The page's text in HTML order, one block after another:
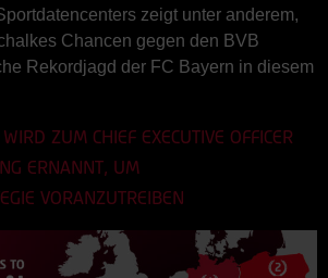
zeigt unter anderem,
Chancen gegen den BVB
Rekordjagd der FC Bayern in diesem
ZUM CHIEF EXECUTIVE OFFICER
ERNANNT, UM
VORANZUTREIBEN